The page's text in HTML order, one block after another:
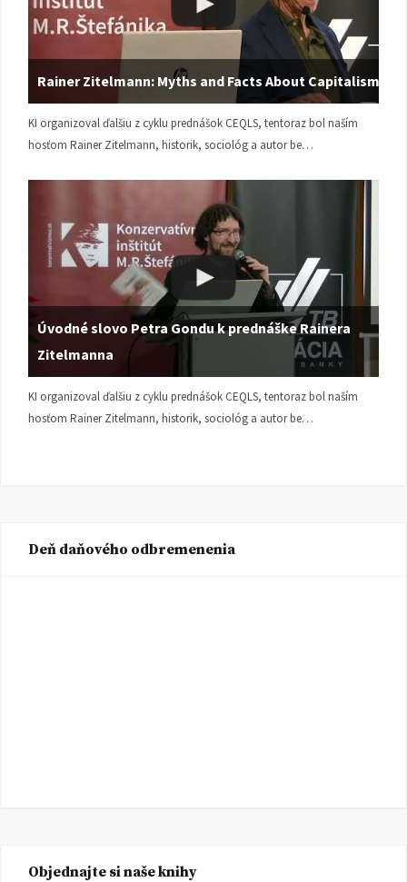
Rainer Zitelmann: Myths and Facts About Capitalism
KI organizoval ďalšiu z cyklu prednášok CEQLS, tentoraz bol naším
hosťom Rainer Zitelmann, historik, sociológ a autor be…
Úvodné slovo Petra Gondu k prednáške Rainera
Zitelmanna
KI organizoval ďalšiu z cyklu prednášok CEQLS, tentoraz bol naším
hosťom Rainer Zitelmann, historik, sociológ a autor be…
Deň daňového odbremenenia
Objednajte si naše knihy